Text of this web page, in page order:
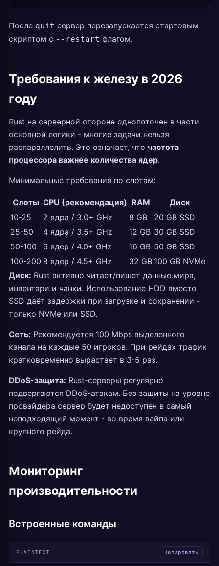
После quit сервер перезапускается стартовым
скриптом с --restart флагом.
Требования к железу в 2026
году
Rust на серверной стороне однопоточен в части
основной логики - многие задачи нельзя
распараллелить. Это означает, что частота
процессора важнее количества ядер.
Минимальные требования по слотам:
Слоты CPU (рекомендация) RAM
Диск
10-25
2 ядра / 3.0+ GHz 8 GB
20 GB SSD
25-50
4 ядра / 3.5+ GHz 12 GB 30 GB SSD
50-100
6 ядер / 4.0+ GHz 16 GB 50 GB SSD
100-200 8 ядер / 4.5+ GHz 32 GB 100 GB NVMe
Диск: Rust активно читает/пишет данные мира,
инвентари и чанки. Использование HDD вместо
SSD даёт задержки при загрузке и сохранении -
только NVMe или SSD.
Сеть: Рекомендуется 100 Mbps выделенного
канала на каждые 50 игроков. При рейдах трафик
кратковременно вырастает в 3-5 раз.
DDoS-защита: Rust-серверы регулярно
подвергаются DDoS-атакам. Без защиты на уровне
провайдера сервер будет недоступен в самый
неподходящий момент - во время вайпа или
крупного рейда.
Мониторинг
производительности
Встроенные команды
PLAINTEXT Копировать